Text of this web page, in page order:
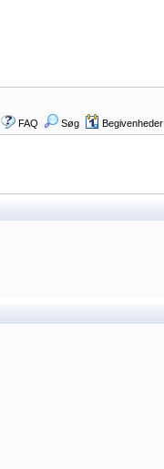
FAQ Søg Begivenheder